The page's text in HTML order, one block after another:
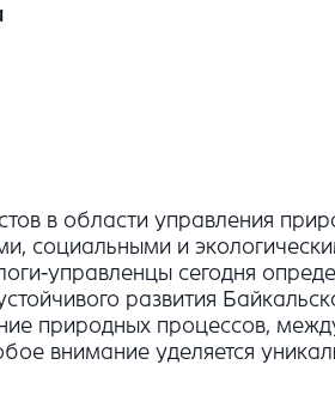
в области управления
социальными и
управленцы сегодня
развития
природных процессов,
внимание уделяется